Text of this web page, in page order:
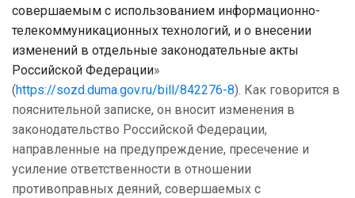
совершаемым с использованием информационно-
телекоммуникационных технологий, и о внесении
изменений в отдельные законодательные акты
Российской Федерации»
(https://sozd.duma.gov.ru/bill/842276-8). Как говорится в
пояснительной записке, он вносит изменения в
законодательство Российской Федерации,
направленные на предупреждение, пресечение и
усиление ответственности в отношении
противоправных деяний, совершаемых с